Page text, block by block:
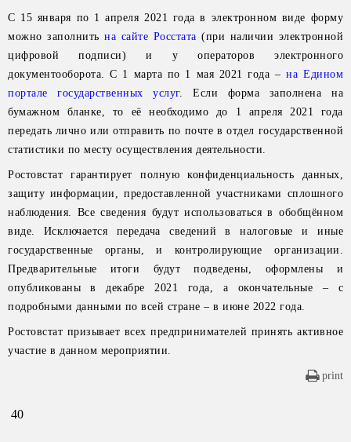
С 15 января по 1 апреля 2021 года в электронном виде форму
можно заполнить на сайте Росстата (при наличии электронной
цифровой подписи) и у операторов электронного
документооборота. С 1 марта по 1 мая 2021 года –на Едином
портале государственных услуг. Если форма заполнена на
бумажном бланке, то её необходимо до 1 апреля 2021 года
передать лично или отправить по почте в отдел государственной
статистики по месту осуществления деятельности.
Ростовстат гарантирует полную конфиденциальность данных,
защиту информации, предоставленной участниками сплошного
наблюдения. Все сведения будут использоваться в обобщённом
виде. Исключается передача сведений в налоговые и иные
государственные органы, и контролирующие организации.
Предварительные итоги будут подведены, оформлены и
опубликованы в декабре 2021 года, а окончательные – с
подробными данными по всей стране – в июне 2022 года.
Ростовстат призывает всех предпринимателей принять активное
участие в данном мероприятии.
print
40